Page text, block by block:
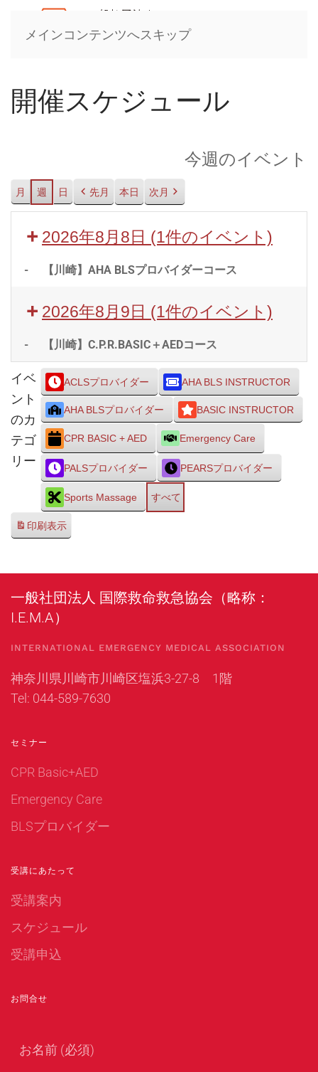
メインコンテンツへスキップ
開催スケジュール
今週のイベント
月 週 日 先月 本日 次月
2026年8月8日 (1件のイベント)
- 【川崎】AHA BLSプロバイダーコース
2026年8月9日 (1件のイベント)
- 【川崎】C.P.R.BASIC＋AEDコース
イベ
ント
のカ
テゴ
リー
ACLSプロバイダー AHA BLS INSTRUCTOR
AHA BLSプロバイダー BASIC INSTRUCTOR
CPR BASIC + AED Emergency Care
PALSプロバイダー PEARSプロバイダー
Sports Massage すべて
印刷表示
一般社団法人 国際救命救急協会（略称：
I.E.M.A）
INTERNATIONAL EMERGENCY MEDICAL ASSOCIATION
神奈川県川崎市川崎区塩浜3-27-8 1階
Tel: 044-589-7630
セミナー
CPR Basic+AED
Emergency Care
BLSプロバイダー
受講にあたって
受講案内
スケジュール
受講申込
お問合せ
お名前 (必須)